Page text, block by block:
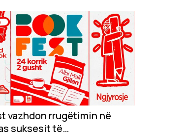
vazhdon rrugëtimin në
suksesit të